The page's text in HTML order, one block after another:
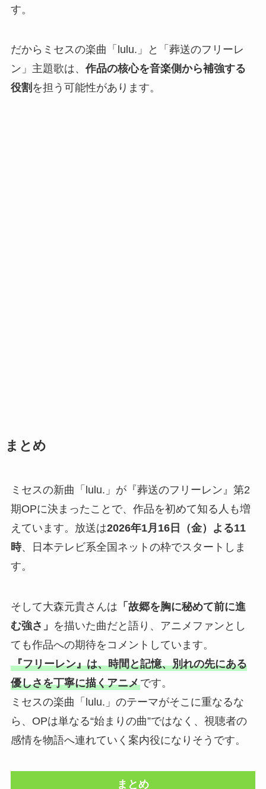
す。
だからミセスの楽曲「lulu.」と「葬送のフリーレ
ン」主題歌は、 作品の核心を音楽側から補強する
役割 を担う可能性があります。
まとめ
ミセスの新曲「lulu.」が『葬送のフリーレン』第2
期OPに決まったことで、作品を初めて知る人も増
えています。放送は2026年1月16日（金）よる11
時、日本テレビ系全国ネットの枠でスタートしま
す。
そして大森元貴さんは 「故郷を胸に秘めて前に進
む強さ」 を描いた曲だと語り、アニメファンとし
ても作品への期待をコメントしています。
『フリーレン』は、時間と記憶、別れの先にある
優しさを丁寧に描くアニメです。
ミセスの楽曲「lulu.」のテーマがそこに重なるな
ら、OPは単なる“始まりの曲”ではなく、視聴者の
感情を物語へ連れていく案内役になりそうです。
まとめ